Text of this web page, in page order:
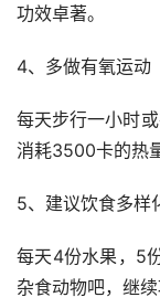
功效卓著。
4、多做有氧运动
每天步行一小时
消耗3500卡的热
5、建议饮食多样
每天4份水果，5
杂食动物吧，继